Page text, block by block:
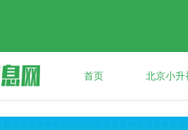
首页 北京小升